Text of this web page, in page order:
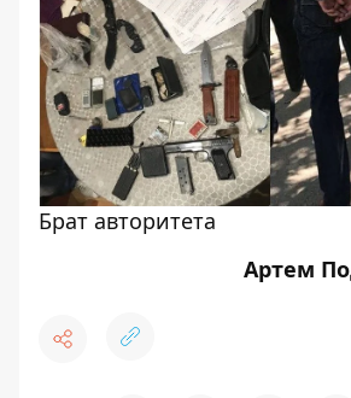
Брат авторитета
Артем